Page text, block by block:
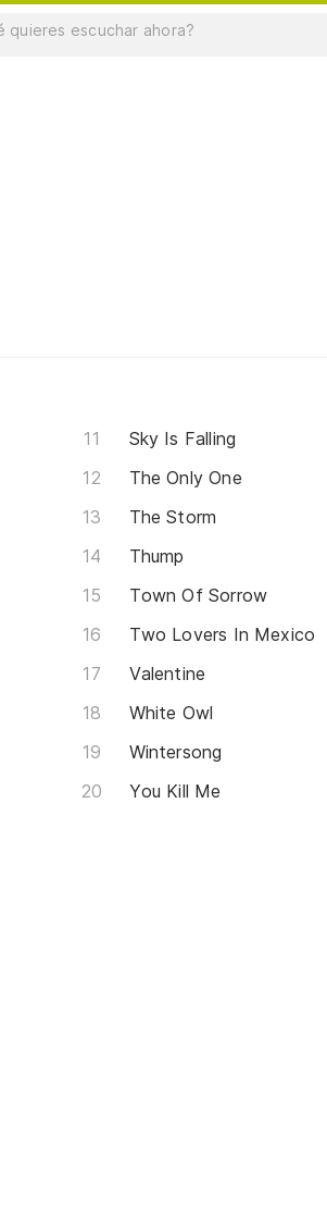
Sky Is Falling
The Only One
The Storm
Thump
Town Of Sorrow
Two Lovers In Mexico
Valentine
White Owl
Wintersong
You Kill Me